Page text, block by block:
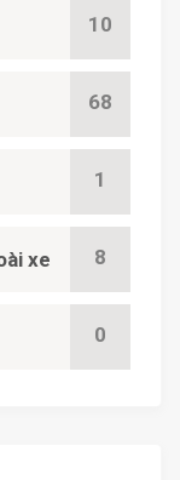
10
68
1
xe 8
0